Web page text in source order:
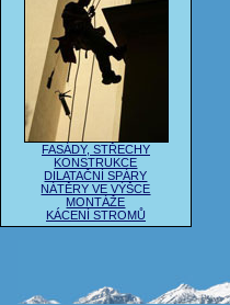
FASÁDY, STŘECHY
KONSTRUKCE
DILATAČNÍ SPÁRY
NÁTĚRY VE VÝŠCE
MONTÁŽE
KÁCENÍ STROMŮ